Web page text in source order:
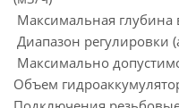
Максимальная глубина
Диапазон регулировки
Максимально
Объем